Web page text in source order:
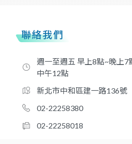
聯絡我們
週一至週五 早上8點~晚上7
中午12點
新北市中和區建一路136號
02-22258380
02-22258018